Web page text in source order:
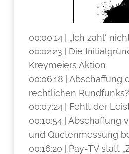
00:00:14 | „Ich zahl‘
00:02:23 | Die
Kreymeiers Aktion
00:06:18 | Abschaffung
rechtlichen Rundfunks?
00:07:24 | Fehlt der
00:10:54 | Abschaffung
und Quotenmessung
00:16:20 | Pay-TV statt